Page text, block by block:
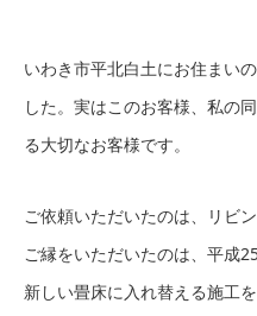
いわき市平北白土にお住まい
した。実はこのお客様、私の
る大切なお客様です。
ご依頼いただいたのは、リビ
ご縁をいただいたのは、平成
新しい畳床に入れ替える施工